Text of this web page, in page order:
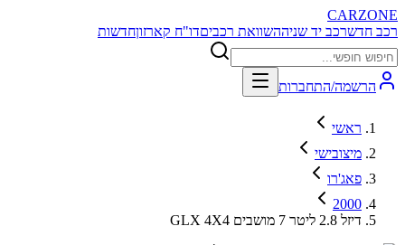
CARZONE
רכב חדשרכב יד שניההשוואת רכביםדו"ח קארזוןחדשות
הרשמה/התחברות
ראשי
מיצובישי
פאג'רו
2000
GLX 4X4 דיזל 2.8 ליטר 7 מושבים